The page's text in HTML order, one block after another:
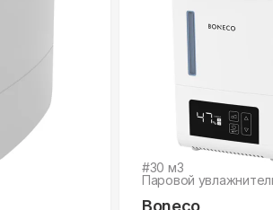
#30 м3
Паровой
Boneco